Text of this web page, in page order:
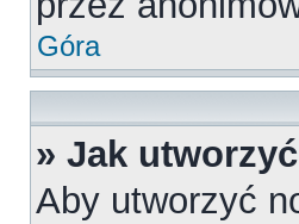
Góra
» Jak
Aby utworzyć